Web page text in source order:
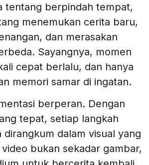
tentang berpindah tempat,
menemukan cerita baru,
dan merasakan
Sayangnya, momen
cepat berlalu, dan hanya
memori samar di ingatan.
berperan. Dengan
tepat, setiap langkah
dirangkum dalam visual yang
bukan sekadar gambar,